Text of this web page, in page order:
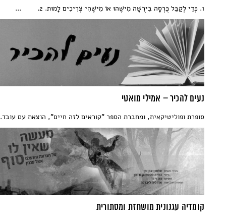
1. כְּדֵי לְקַבֵּל כֻּרְסָה בִּירֻשָּׁה מִישֶׁהוּ אוֹ מִישֶׁהִי צְרִיכִים לָמוּת. 2. ...
נעים להכיר – אמילי מואטי
סופרת ופוליטיקאית, ומחברת הספר "קוראים לזה חיים", הוצאת עם עובד.
קומדיה עגנונית מושחזת ומסתורית